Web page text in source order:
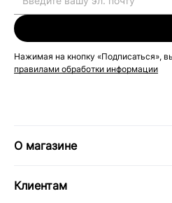
Нажимая на кнопку «Подписаться»,
правилами обработки информации
О магазине
Клиентам